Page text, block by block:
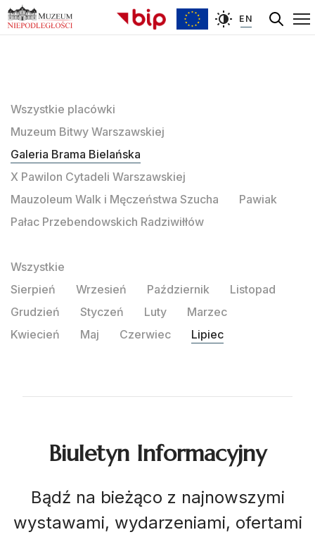
EN
Wszystkie placówki
Muzeum Bitwy Warszawskiej
Galeria Brama Bielańska
X Pawilon Cytadeli Warszawskiej
Mauzoleum Walk i Męczeństwa Szucha
Pawiak
Pałac Przebendowskich Radziwiłłów
Wszystkie
Sierpień
Wrzesień Październik
Listopad
Grudzień
Styczeń Luty
Marzec
Kwiecień
Maj Czerwiec Lipiec
Biuletyn Informacyjny
Bądź na bieżąco z najnowszymi
wystawami, wydarzeniami, ofertami